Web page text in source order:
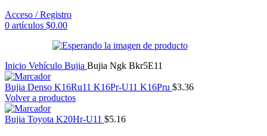
Acceso / Registro
0 artículos $0.00
Inicio Vehículo Bujia Bujia Ngk Bkr5E11
Bujia Denso K16Ru11 K16Pr-U11 K16Pru $3.36
Volver a productos
Bujia Toyota K20Hr-U11 $5.16